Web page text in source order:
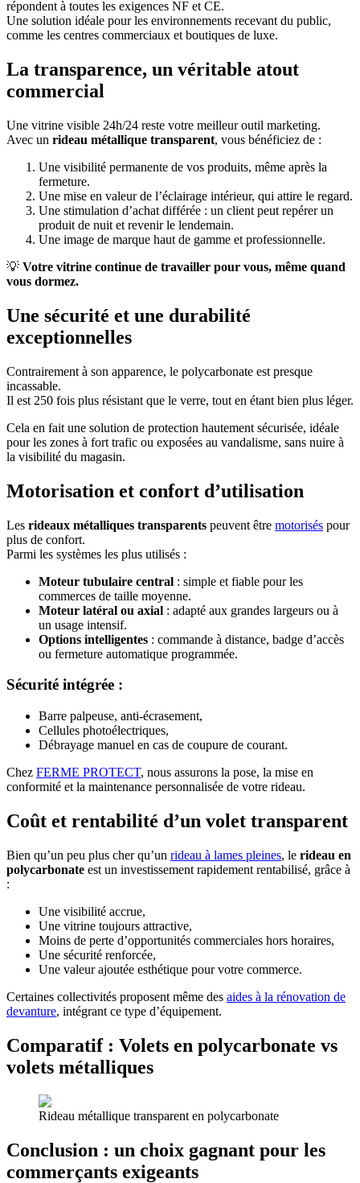
répondent à toutes les exigences NF et CE.
Une solution idéale pour les environnements recevant du public,
comme les centres commerciaux et boutiques de luxe.
La transparence, un véritable atout
commercial
Une vitrine visible 24h/24 reste votre meilleur outil marketing.
Avec un rideau métallique transparent, vous bénéficiez de :
Une visibilité permanente de vos produits, même après la
fermeture.
Une mise en valeur de l’éclairage intérieur, qui attire le regard.
Une stimulation d’achat différée : un client peut repérer un
produit de nuit et revenir le lendemain.
Une image de marque haut de gamme et professionnelle.
💡 Votre vitrine continue de travailler pour vous, même quand
vous dormez.
Une sécurité et une durabilité
exceptionnelles
Contrairement à son apparence, le polycarbonate est presque
incassable.
Il est 250 fois plus résistant que le verre, tout en étant bien plus léger.
Cela en fait une solution de protection hautement sécurisée, idéale
pour les zones à fort trafic ou exposées au vandalisme, sans nuire à
la visibilité du magasin.
Motorisation et confort d’utilisation
Les rideaux métalliques transparents peuvent être motorisés pour
plus de confort.
Parmi les systèmes les plus utilisés :
Moteur tubulaire central : simple et fiable pour les
commerces de taille moyenne.
Moteur latéral ou axial : adapté aux grandes largeurs ou à
un usage intensif.
Options intelligentes : commande à distance, badge d’accès
ou fermeture automatique programmée.
Sécurité intégrée :
Barre palpeuse, anti-écrasement,
Cellules photoélectriques,
Débrayage manuel en cas de coupure de courant.
Chez FERME PROTECT, nous assurons la pose, la mise en
conformité et la maintenance personnalisée de votre rideau.
Coût et rentabilité d’un volet transparent
Bien qu’un peu plus cher qu’un rideau à lames pleines, le rideau en
polycarbonate est un investissement rapidement rentabilisé, grâce à
:
Une visibilité accrue,
Une vitrine toujours attractive,
Moins de perte d’opportunités commerciales hors horaires,
Une sécurité renforcée,
Une valeur ajoutée esthétique pour votre commerce.
Certaines collectivités proposent même des aides à la rénovation de
devanture, intégrant ce type d’équipement.
Comparatif : Volets en polycarbonate vs
volets métalliques
Rideau métallique transparent en polycarbonate
Conclusion : un choix gagnant pour les
commerçants exigeants